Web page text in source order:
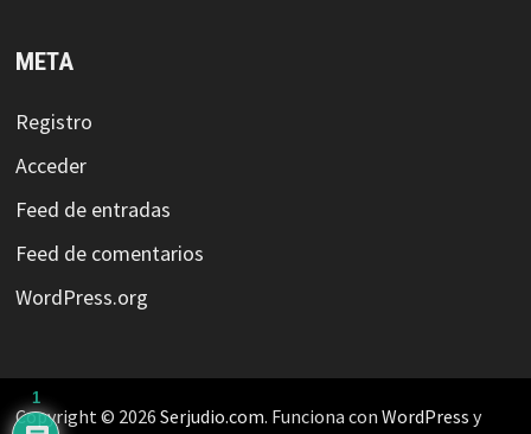
META
Registro
Acceder
Feed de entradas
Feed de comentarios
WordPress.org
Copyright © 2026 Serjudio.com. Funciona con WordPress y
1